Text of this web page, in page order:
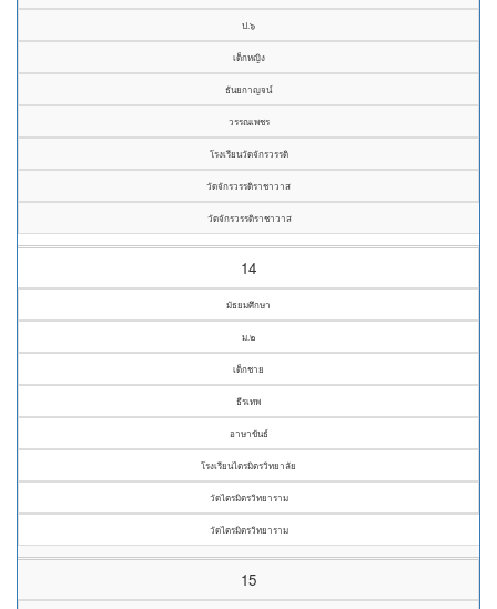
ป.๖
เด็กหญิง
ธันยกาญจน์
วรรณเพชร
โรงเรียนวัดจักรวรรดิ
วัดจักรวรรดิราชาวาส
วัดจักรวรรดิราชาวาส
14
มัธยมศึกษา
ม.๒
เด็กชาย
ธีรเทพ
อาษาขันธ์
โรงเรียนไตรมิตรวิทยาลัย
วัดไตรมิตรวิทยาราม
วัดไตรมิตรวิทยาราม
15